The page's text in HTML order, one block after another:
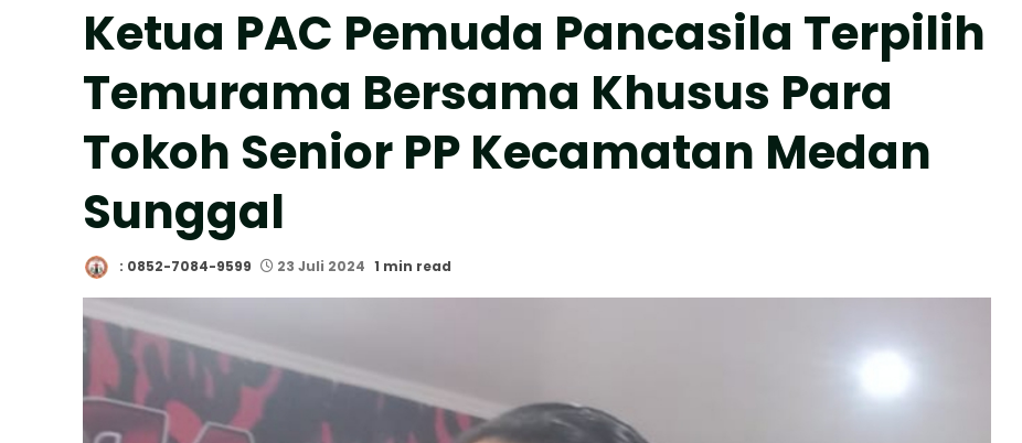
Ketua PAC Pemuda Pancasila Terpilih
Temurama Bersama Khusus Para
Tokoh Senior PP Kecamatan Medan
Sunggal
: 0852-7084-9599 23 Juli 2024 1 min read